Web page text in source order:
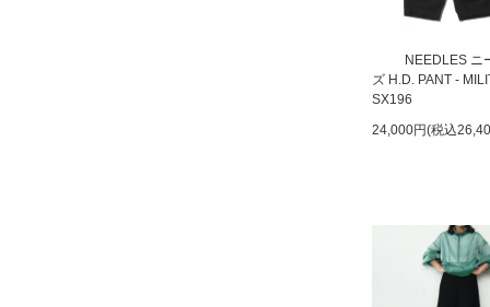
NEEDLES ニ
ズ H.D. PANT -
SX196
24,000円(税込